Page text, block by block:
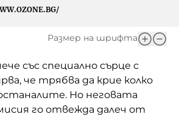
думи
Размер на шрифта
със специално сърце с
че трябва да крие колко
Но неговата
го отвежда далеч от